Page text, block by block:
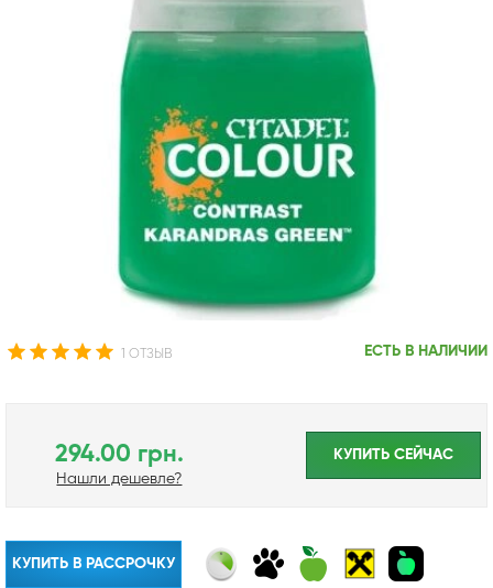
1 ОТЗЫВ ЕСТЬ В НАЛИЧИИ
294.00 грн.
Нашли дешевле?
КУПИТЬ CЕЙЧАС
КУПИТЬ В РАССРОЧКУ